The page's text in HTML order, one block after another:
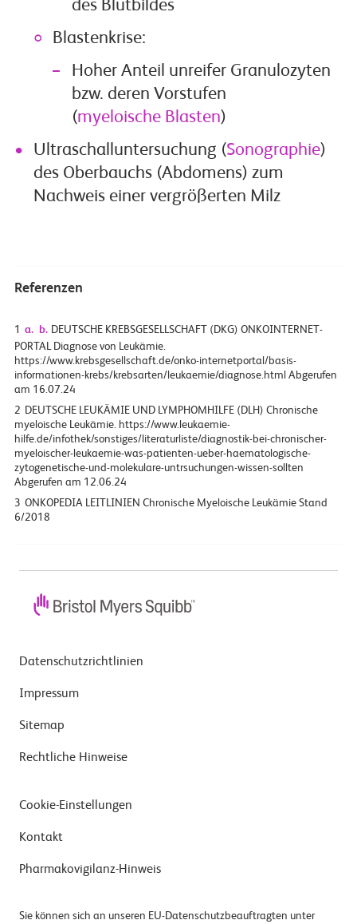
des Blutbildes
Blastenkrise:
Hoher Anteil unreifer Granulozyten
bzw. deren Vorstufen
(myeloische Blasten)
Ultraschalluntersuchung (Sonographie)
des Oberbauchs (Abdomens) zum
Nachweis einer vergrößerten Milz
Referenzen
1 a. b. DEUTSCHE KREBSGESELLSCHAFT (DKG) ONKOINTERNET-
PORTAL Diagnose von Leukämie.
https://www.krebsgesellschaft.de/onko-internetportal/basis-
informationen-krebs/krebsarten/leukaemie/diagnose.html Abgerufen
am 16.07.24
2 DEUTSCHE LEUKÄMIE UND LYMPHOMHILFE (DLH) Chronische
myeloische Leukämie. https://www.leukaemie-
hilfe.de/infothek/sonstiges/literaturliste/diagnostik-bei-chronischer-
myeloischer-leukaemie-was-patienten-ueber-haematologische-
zytogenetische-und-molekulare-untrsuchungen-wissen-sollten
Abgerufen am 12.06.24
3 ONKOPEDIA LEITLINIEN Chronische Myeloische Leukämie Stand
6/2018
Datenschutzrichtlinien
Impressum
Sitemap
Rechtliche Hinweise
Cookie-Einstellungen
Kontakt
Pharmakovigilanz-Hinweis
Sie können sich an unseren EU-Datenschutzbeauftragten unter